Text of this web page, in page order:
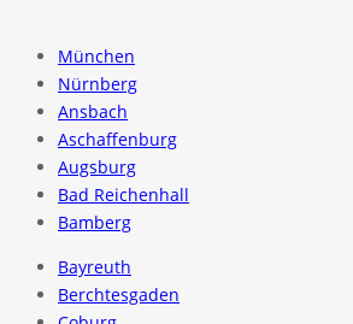
München
Nürnberg
Ansbach
Aschaffenburg
Augsburg
Bad Reichenhall
Bamberg
Bayreuth
Berchtesgaden